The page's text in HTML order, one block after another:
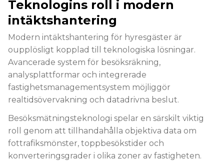
Teknologins roll i modern
intäktshantering
Modern intäktshantering för hyresgäster är
oupplösligt kopplad till teknologiska lösningar.
Avancerade system för besöksräkning,
analysplattformar och integrerade
fastighetsmanagementsystem möjliggör
realtidsövervakning och datadrivna beslut.
Besöksmätningsteknologi spelar en särskilt viktig
roll genom att tillhandahålla objektiva data om
fottrafiksmönster, toppbesökstider och
konverteringsgrader i olika zoner av fastigheten.